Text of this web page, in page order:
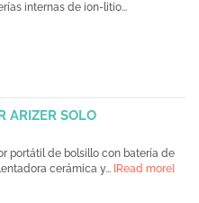
internas de ion-litio...
ARIZER SOLO
portátil de bolsillo con batería de
cerámica y... [Read more]